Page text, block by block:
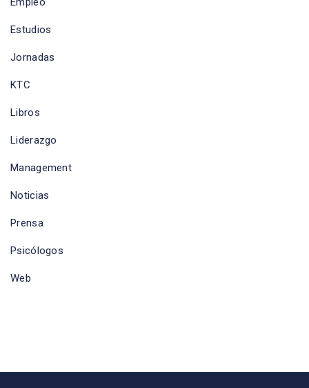
Estudios
Jornadas
KTC
Libros
Liderazgo
Management
Noticias
Prensa
Psicólogos
Web